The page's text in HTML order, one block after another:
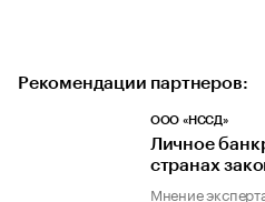
Рекомендации партнеров:
ООО «НССД»
Личное
странах
Мнение